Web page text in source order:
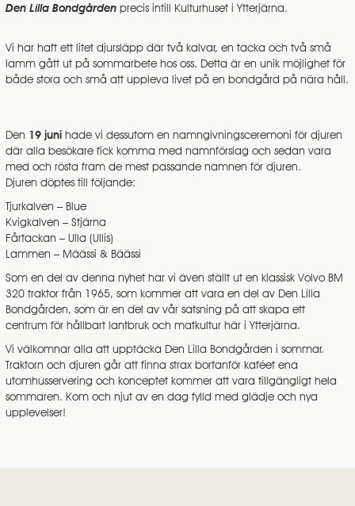
Den Lilla Bondgården precis intill Kulturhuset i Ytterjärna.
Vi har haft ett litet djursläpp där två kalvar, en tacka och två små
lamm gått ut på sommarbete hos oss. Detta är en unik möjlighet för
både stora och små att uppleva livet på en bondgård på nära håll.
Den 19 juni hade vi dessutom en namngivningsceremoni för djuren
där alla besökare fick komma med namnförslag och sedan vara
med och rösta fram de mest passande namnen för djuren.
Djuren döptes till följande:
Tjurkalven – Blue
Kvigkalven – Stjärna
Fårtackan – Ulla (Ullis)
Lammen – Määssi & Bäässi
Som en del av denna nyhet har vi även ställt ut en klassisk Volvo BM
320 traktor från 1965, som kommer att vara en del av Den Lilla
Bondgården, som är en del av vår satsning på att skapa ett
centrum för hållbart lantbruk och matkultur här i Ytterjärna.
Vi välkomnar alla att upptäcka Den Lilla Bondgården i sommar.
Traktorn och djuren går att finna strax bortanför kaféet ena
utomhusservering och konceptet kommer att vara tillgängligt hela
sommaren. Kom och njut av en dag fylld med glädje och nya
upplevelser!